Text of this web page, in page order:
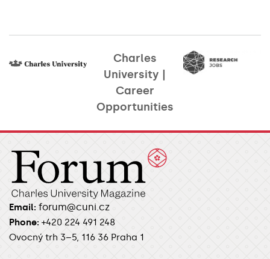
Charles
University |
Career
Opportunities​
Email: forum@cuni.cz
Phone: +420 224 491 248
Ovocný trh 3–5, 116 36 Praha 1